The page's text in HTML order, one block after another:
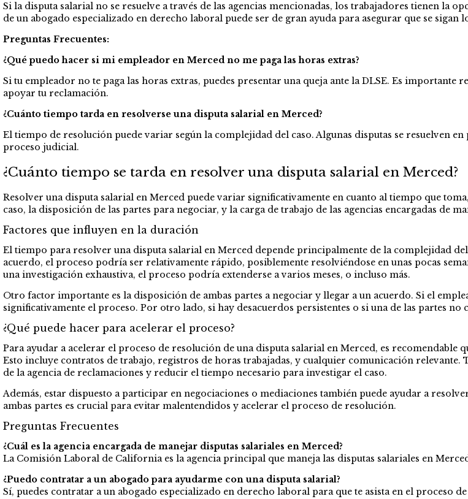
Si la disputa salarial no se resuelve a través de las agencias mencionadas, los trabajadores tienen la
de un abogado especializado en derecho laboral puede ser de gran ayuda para asegurar que se
Preguntas Frecuentes:
¿Qué puedo hacer si mi empleador en Merced no me paga las horas extras?
Si tu empleador no te paga las horas extras, puedes presentar una queja ante la DLSE. Es
apoyar tu reclamación.
¿Cuánto tiempo tarda en resolverse una disputa salarial en Merced?
El tiempo de resolución puede variar según la complejidad del caso. Algunas disputas se resuelven
proceso judicial.
¿Cuánto tiempo se tarda en resolver una disputa salarial en Merced?
Resolver una disputa salarial en Merced puede variar significativamente en cuanto al tiempo que
caso, la disposición de las partes para negociar, y la carga de trabajo de las agencias encargadas de
Factores que influyen en la duración
El tiempo para resolver una disputa salarial en Merced depende principalmente de la complejidad del
acuerdo, el proceso podría ser relativamente rápido, posiblemente resolviéndose en unas pocas
una investigación exhaustiva, el proceso podría extenderse a varios meses, o incluso más.
Otro factor importante es la disposición de ambas partes a negociar y llegar a un acuerdo. Si el
significativamente el proceso. Por otro lado, si hay desacuerdos persistentes o si una de las partes
¿Qué puede hacer para acelerar el proceso?
Para ayudar a acelerar el proceso de resolución de una disputa salarial en Merced, es
Esto incluye contratos de trabajo, registros de horas trabajadas, y cualquier comunicación
de la agencia de reclamaciones y reducir el tiempo necesario para investigar el caso.
Además, estar dispuesto a participar en negociaciones o mediaciones también puede ayudar a
ambas partes es crucial para evitar malentendidos y acelerar el proceso de resolución.
Preguntas Frecuentes
¿Cuál es la agencia encargada de manejar disputas salariales en Merced?
La Comisión Laboral de California es la agencia principal que maneja las disputas salariales en
¿Puedo contratar a un abogado para ayudarme con una disputa salarial?
Sí, puedes contratar a un abogado especializado en derecho laboral para que te asista en el proceso